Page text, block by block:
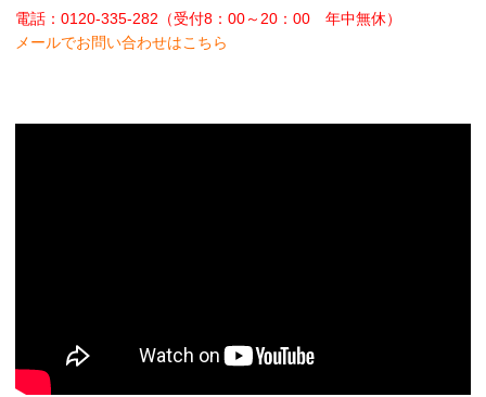
電話：0120-335-282（受付8：00～20：00 年中無休）
メールでお問い合わせはこちら